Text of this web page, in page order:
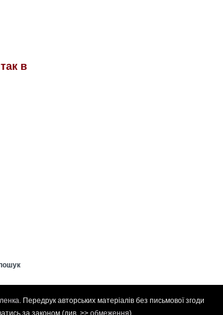
в
. Передрук авторських матеріалів без письмової згоди
за законом (див. >> обмеження).